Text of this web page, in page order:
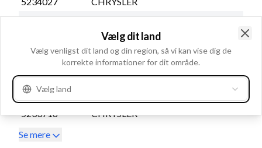
5234028
CHRYSLER
CHRYSLER
5234031
CHRYSLER
Stykliste
5234032
CHRYSLER
5233416
5233718
CHRYSLER
Se mere
Vælg dit land
Vælg venligst dit land og din region, så vi kan vise dig de
korrekte informationer for dit område.
Vælg land